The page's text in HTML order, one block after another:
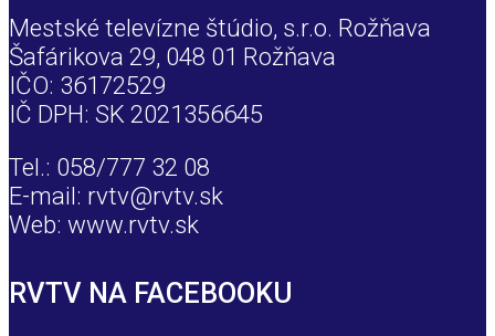
Mestské televízne štúdio, s.r.o. Rožňava
Šafárikova 29, 048 01 Rožňava
IČO: 36172529
IČ DPH: SK 2021356645
Tel.: 058/777 32 08
E-mail: rvtv@rvtv.sk
Web: www.rvtv.sk
RVTV NA FACEBOOKU